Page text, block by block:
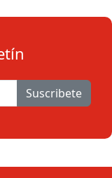
Suscribete